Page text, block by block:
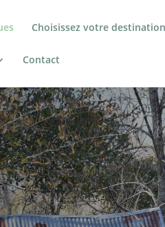
Choisissez votre destination
Contact